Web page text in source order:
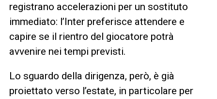
registrano accelerazioni per un sostituto
immediato: l’Inter preferisce attendere e
capire se il rientro del giocatore potrà
avvenire nei tempi previsti.
Lo sguardo della dirigenza, però, è già
proiettato verso l’estate, in particolare per